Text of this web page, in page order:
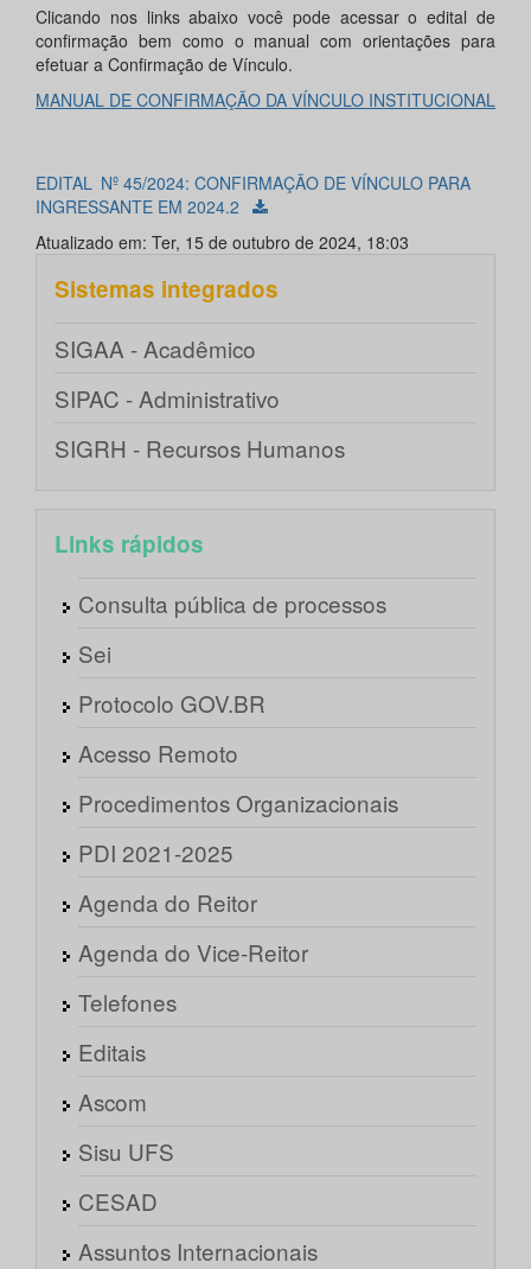
Clicando nos links abaixo você pode acessar o edital de
confirmação bem como o manual com orientações para
efetuar a Confirmação de Vínculo.
MANUAL DE CONFIRMAÇÃO DA VÍNCULO INSTITUCIONAL
EDITAL Nº 45/2024: CONFIRMAÇÃO DE VÍNCULO PARA
INGRESSANTE EM 2024.2
Atualizado em: Ter, 15 de outubro de 2024, 18:03
Sistemas integrados
SIGAA - Acadêmico
SIPAC - Administrativo
SIGRH - Recursos Humanos
Links rápidos
Consulta pública de processos
Sei
Protocolo GOV.BR
Acesso Remoto
Procedimentos Organizacionais
PDI 2021-2025
Agenda do Reitor
Agenda do Vice-Reitor
Telefones
Editais
Ascom
Sisu UFS
CESAD
Assuntos Internacionais